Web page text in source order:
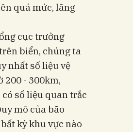
quá mức, lãng
cục trưởng
biển, chúng ta
nhất số liệu vệ
200 - 300km,
số liệu quan trắc
mô của bão
kỳ khu vực nào